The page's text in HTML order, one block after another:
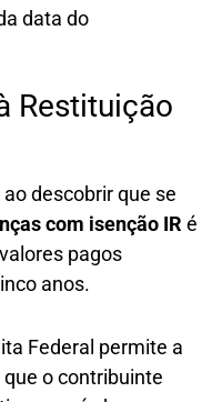
data do
Restituição
descobrir que se
com isenção IR é
pagos
anos.
Federal permite a
que o contribuinte